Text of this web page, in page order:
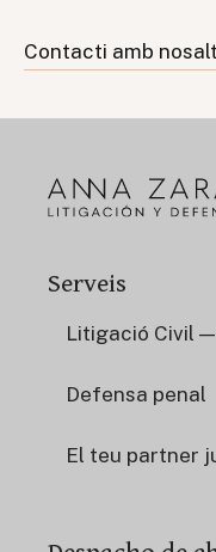
Contacti amb
Serveis
Litigació Civil
Defensa penal
El teu partner